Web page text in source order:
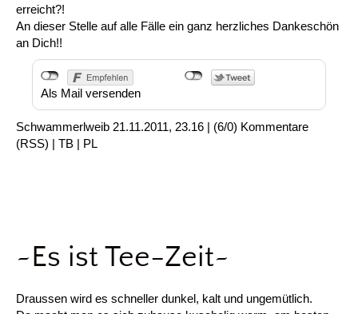
erreicht?!
An dieser Stelle auf alle Fälle ein ganz herzliches Dankeschön
an Dich!!
Als Mail versenden
Schwammerlweib 21.11.2011, 23.16 | (6/0) Kommentare
(RSS) | TB | PL
~Es ist Tee-Zeit~
Draussen wird es schneller dunkel, kalt und ungemütlich.